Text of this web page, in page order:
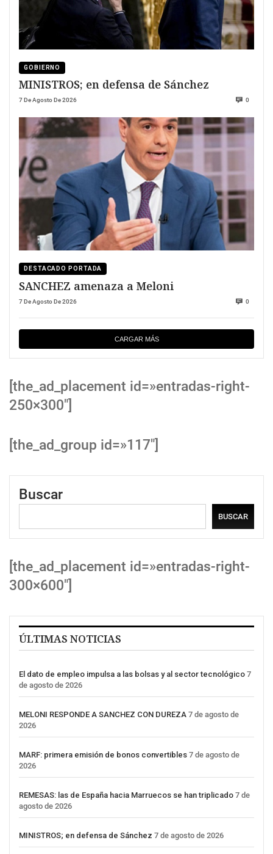
GOBIERNO
MINISTROS; en defensa de Sánchez
7 De Agosto De 2026 0
DESTACADO PORTADA
SANCHEZ amenaza a Meloni
7 De Agosto De 2026 0
CARGAR MÁS
[the_ad_placement id=»entradas-right-
250×300″]
[the_ad_group id=»117″]
Buscar
BUSCAR
[the_ad_placement id=»entradas-right-
300×600″]
ÚLTIMAS NOTICIAS
El dato de empleo impulsa a las bolsas y al sector tecnológico 7
de agosto de 2026
MELONI RESPONDE A SANCHEZ CON DUREZA 7 de agosto de
2026
MARF: primera emisión de bonos convertibles 7 de agosto de
2026
REMESAS: las de España hacia Marruecos se han triplicado 7 de
agosto de 2026
MINISTROS; en defensa de Sánchez 7 de agosto de 2026